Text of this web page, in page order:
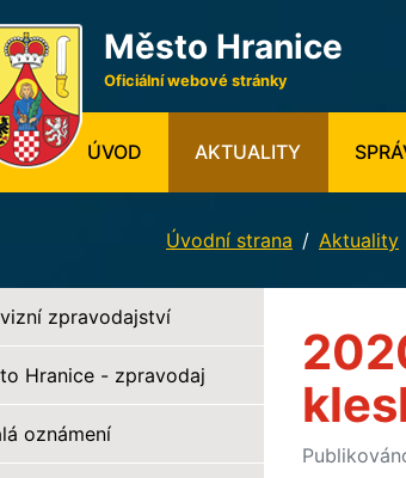
Město Hranice
Oficiální webové stránky
ÚVOD(CURRENT)AKTUALITY
Úvodní strana Aktuality
zpravodajství
Hranice - zpravodaj
oznámení